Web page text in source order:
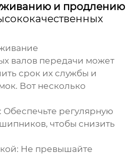
и продлению
валов передачи может
срок их службы и
Вот несколько
Обеспечьте регулярную
чтобы снизить
Не превышайте